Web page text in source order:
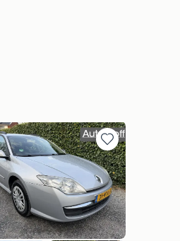
Bewaren
in
Mijn
Favorieten